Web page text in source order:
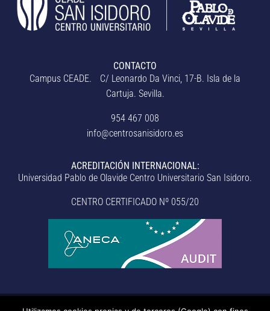
CONTACTO
Campus CEADE. C/ Leonardo Da Vinci, 17-B. Isla de la
Cartuja. Sevilla.
954 467 008
info@centrosanisidoro.es
ACREDITACIÓN INTERNACIONAL:
Universidad Pablo de Olavide Centro Universitario San Isidoro.
CENTRO CERTIFICADO Nº 055/20